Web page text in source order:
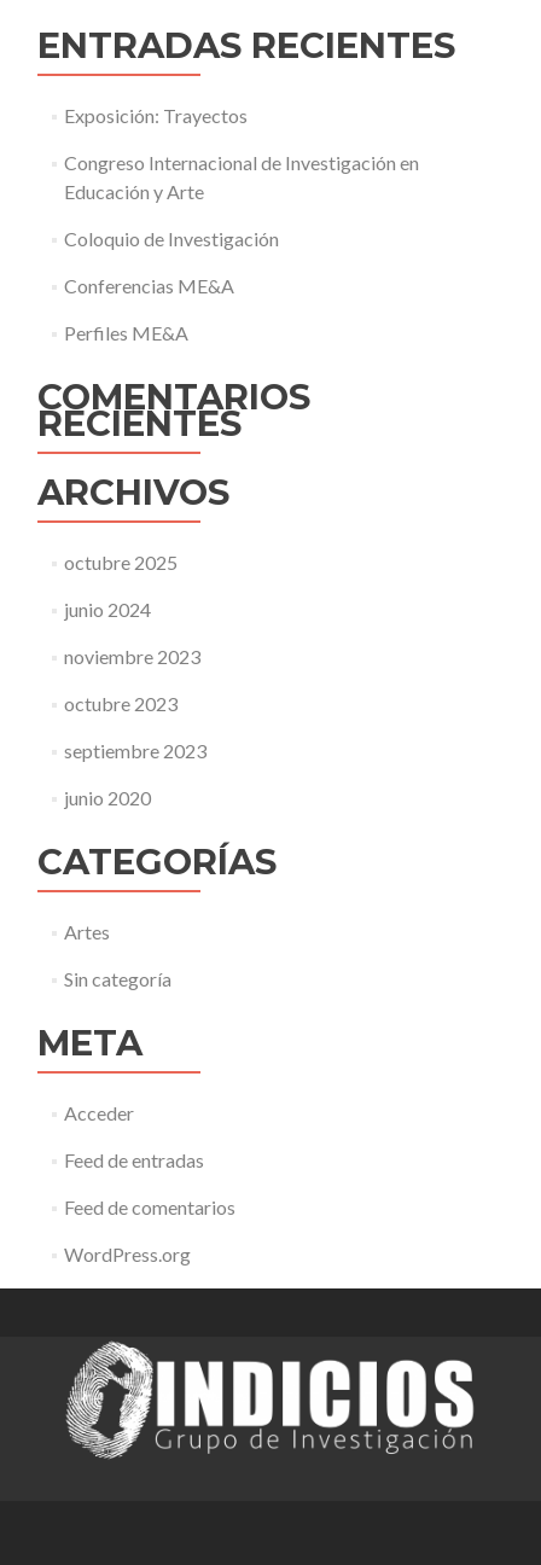
ENTRADAS RECIENTES
Exposición: Trayectos
Congreso Internacional de Investigación en
Educación y Arte
Coloquio de Investigación
Conferencias ME&A
Perfiles ME&A
COMENTARIOS
RECIENTES
ARCHIVOS
octubre 2025
junio 2024
noviembre 2023
octubre 2023
septiembre 2023
junio 2020
CATEGORÍAS
Artes
Sin categoría
META
Acceder
Feed de entradas
Feed de comentarios
WordPress.org